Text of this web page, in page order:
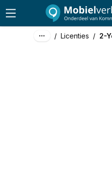
/ Licenties / 2-
659,00 excl. btw
797,39 incl. btw